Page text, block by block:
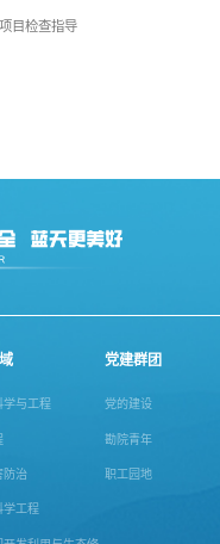
目检查指导
学与工程
防治
学工程
党建群团
党的建设
勘院青年
职工园地